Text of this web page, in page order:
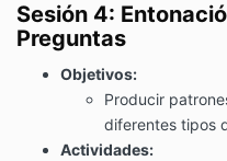
Sesión 4:
Preguntas
Objetivos:
Producir
diferentes tipos
Actividades: